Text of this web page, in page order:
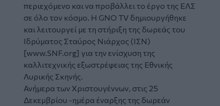
περιεχόμενο και να προβάλλει το έργο της ΕΛΣ
σε όλο τον κόσμο. H GNO TV δημιουργήθηκε
και λειτουργεί με τη στήριξη της δωρεάς του
Ιδρύματος Σταύρος Νιάρχος (ΙΣΝ)
[www.SNF.org] για την ενίσχυση της
καλλιτεχνικής εξωστρέφειας της Εθνικής
Λυρικής Σκηνής.
Ανήμερα των Χριστουγέννων, στις 25
Δεκεμβρίου -ημέρα έναρξης της δωρεάν